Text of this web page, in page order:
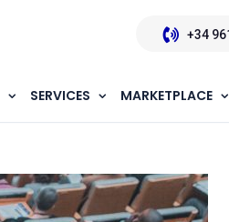
+34
SERVICES MARKETPLACE